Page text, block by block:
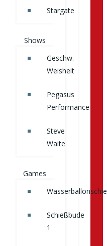
Stargate
Shows
Geschw.
Weisheit
Pegasus
Performance
Steve
Waite
Games
Schießbude
1